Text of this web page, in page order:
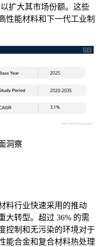
扩大其市场份额。这些
性能材料和下一代工业制
洞察
料行业快速采用的推动
大转型。超过 36% 的需
控制和无污染的环境对于
能合金和复合材料热处理